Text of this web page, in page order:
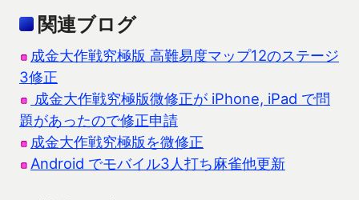
関連ブログ
成金大作戦究極版 高難易度マップ12のステージ
3修正
成金大作戦究極版微修正が iPhone, iPad で問
題があったので修正申請
成金大作戦究極版を微修正
Android でモバイル3人打ち麻雀他更新